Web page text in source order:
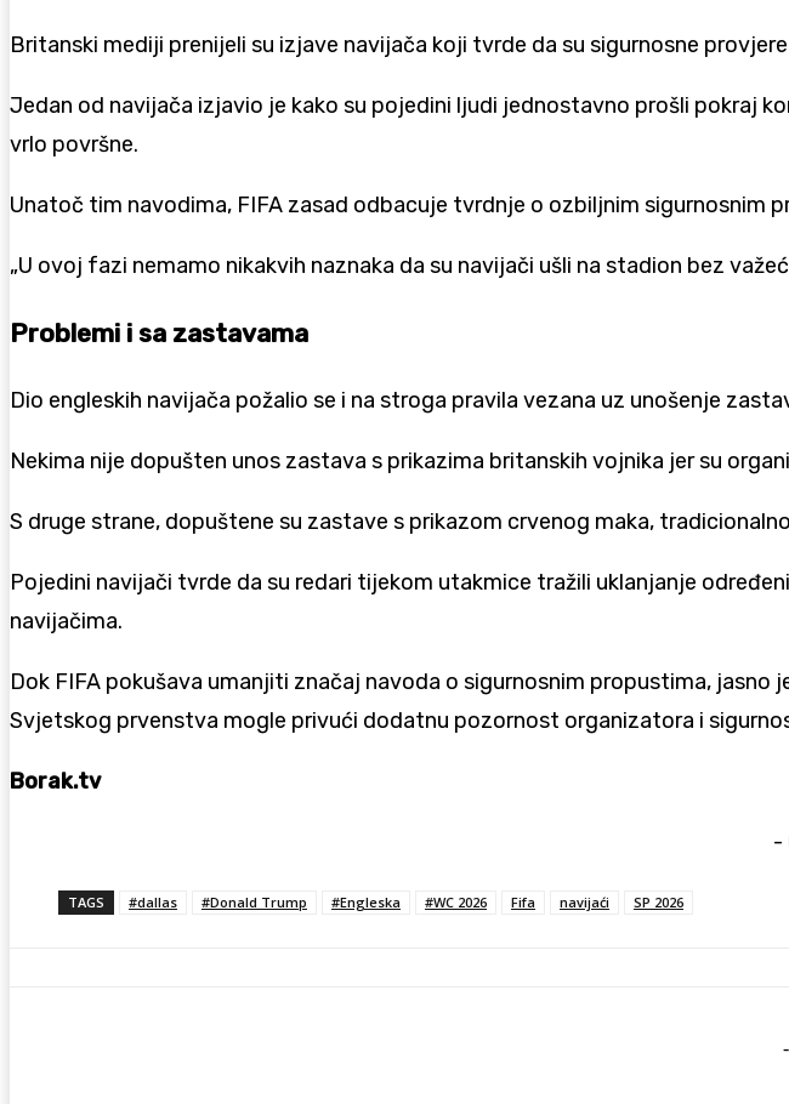
Britanski mediji prenijeli su izjave navijača koji tvrde da su sigurnosne
Jedan od navijača izjavio je kako su pojedini ljudi jednostavno prošli pokraj
vrlo površne.
Unatoč tim navodima, FIFA zasad odbacuje tvrdnje o ozbiljnim sigurnosnim
„U ovoj fazi nemamo nikakvih naznaka da su navijači ušli na stadion bez
Problemi i sa zastavama
Dio engleskih navijača požalio se i na stroga pravila vezana uz unošenje
Nekima nije dopušten unos zastava s prikazima britanskih vojnika jer su
S druge strane, dopuštene su zastave s prikazom crvenog maka,
Pojedini navijači tvrde da su redari tijekom utakmice tražili uklanjanje
navijačima.
Dok FIFA pokušava umanjiti značaj navoda o sigurnosnim propustima,
Svjetskog prvenstva mogle privući dodatnu pozornost organizatora i
Borak.tv
-
TAGS #dallas #Donald Trump #Engleska #WC 2026 Fifa navijaći SP 2026